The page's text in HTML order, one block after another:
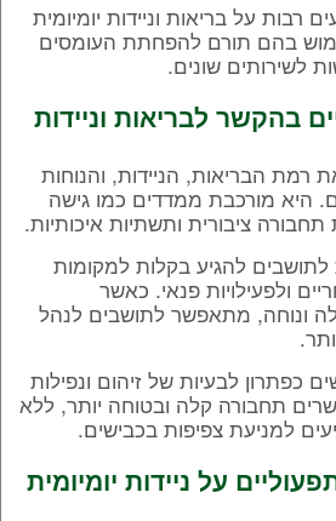
רבות על בריאות וניידות יומיומית
בהם תורם להפחתת העומסים
לשירותים שונים.
בהקשר לבריאות וניידות
רמת הבריאות, הניידות, והנוחות
היא מורכבת ממדדים כמו גישה
תחבורה ציבורית ותשתיות איכותיות.
להגיע בקלות למקומות
ולפעילויות פנאי. כאשר
ונוחה, מתאפשר לתושבים לנהל
כפתרון לבעיות של זיהום ונפילות
תחבורה קלה ובטוחה יותר, ללא
למניעת צפיפות בכבישים.
על ניידות יומיומית